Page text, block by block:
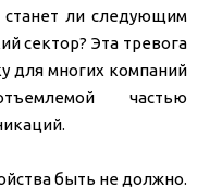
станет ли следующим
сектор? Эта тревога
для многих компаний
частью
быть не должно.